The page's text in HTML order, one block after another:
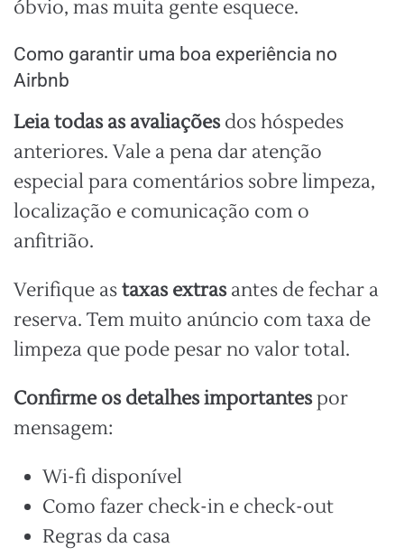
óbvio, mas muita gente esquece.
Como garantir uma boa experiência no
Airbnb
Leia todas as avaliaçõesdos hóspedes
anteriores. Vale a pena dar atenção
especial para comentários sobre limpeza,
localização e comunicação com o
anfitrião.
Verifique astaxas extrasantes de fechar a
reserva. Tem muito anúncio com taxa de
limpeza que pode pesar no valor total.
Confirme os detalhes importantespor
mensagem:
Wi-fi disponível
Como fazer check-in e check-out
Regras da casa